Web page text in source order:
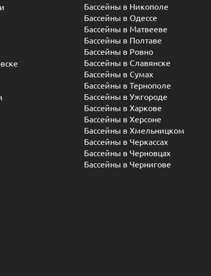
Бассейны в Никополе
Бассейны в Одессе
Бассейны в Матвееве
Бассейны в Полтаве
Бассейны в Ровно
Бассейны в Славянске
Бассейны в Сумах
Бассейны в Тернополе
Бассейны в Ужгороде
Бассейны в Харкове
Бассейны в Херсоне
Бассейны в Хмельницком
Бассейны в Черкассах
Бассейны в Черновцах
Бассейны в Чернигове